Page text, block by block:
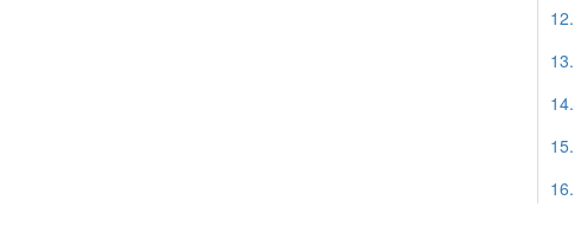
12.
13.
14.
15.
16.